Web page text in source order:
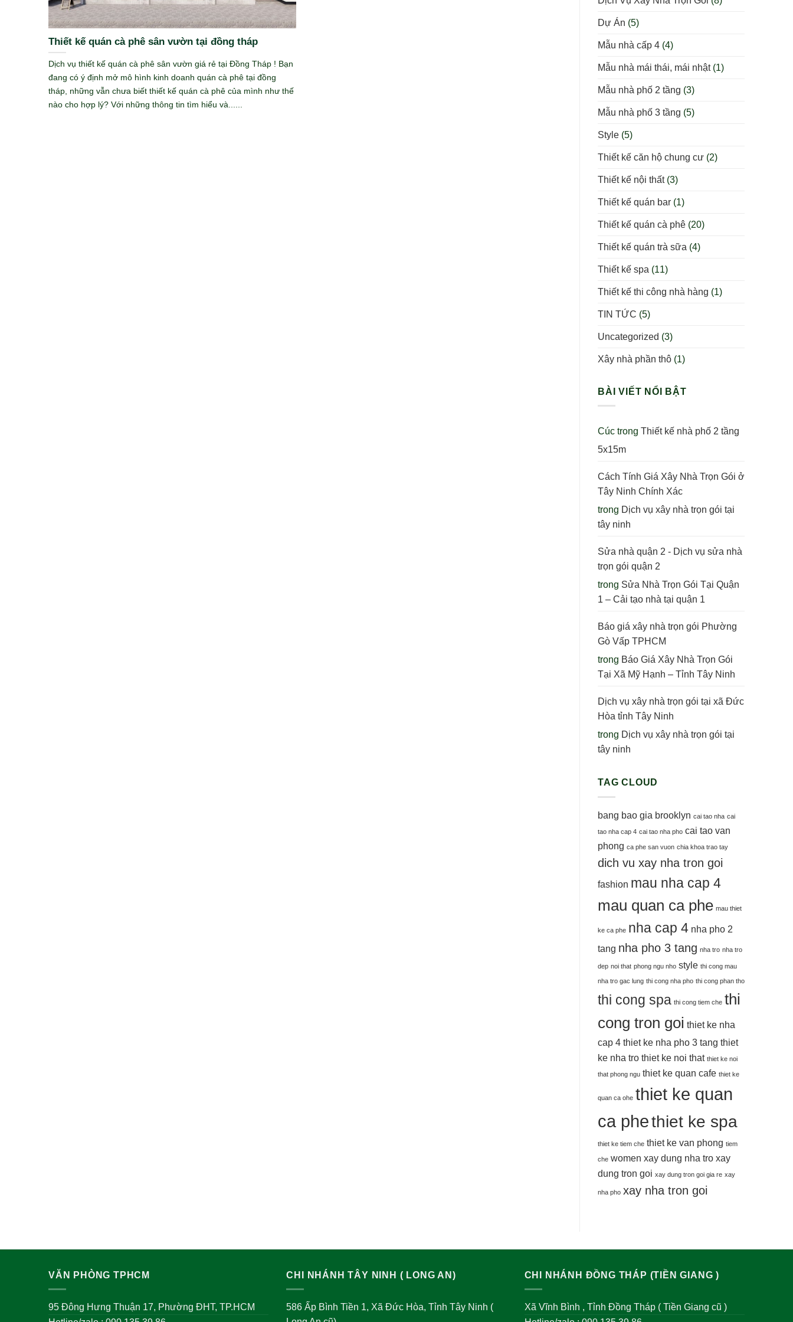
Thiết kế quán cà phê sân vườn tại đồng tháp
Dịch vụ thiết kế quán cà phê sân vườn giá rẻ tại Đồng Tháp ! Bạn
đang có ý định mở mô hình kinh doanh quán cà phê tại đồng
tháp, những vẫn chưa biết thiết kế quán cà phê của mình như thế
nào cho hợp lý? Với những thông tin tìm hiểu và......
Dự Án (5)
Mẫu nhà cấp 4 (4)
Mẫu nhà mái thái, mái nhật(1)
Mẫu nhà phố 2 tầng (3)
Mẫu nhà phố 3 tầng (5)
Style (5)
Thiết kế căn hộ chung cư (2)
Thiết kế nội thất(3)
Thiết kế quán bar (1)
Thiết kế quán cà phê (20)
Thiết kế quán trà sữa (4)
Thiết kế spa (11)
Thiết kế thi công nhà hàng (1)
TIN TỨC (5)
Uncategorized (3)
Xây nhà phần thô (1)
BÀI VIẾT NỔI BẬT
Cúc trong Thiết kế nhà phố 2 tầng
5x15m
Cách Tính Giá Xây Nhà Trọn Gói ở
Tây Ninh Chính Xác
trong Dịch vụ xây nhà trọn gói tại
tây ninh
Sửa nhà quận 2 - Dịch vụ sửa nhà
trọn gói quận 2
trong Sửa Nhà Trọn Gói Tại Quận
1 – Cải tạo nhà tại quận 1
Báo giá xây nhà trọn gói Phường
Gò Vấp TPHCM
trong Báo Giá Xây Nhà Trọn Gói
Tại Xã Mỹ Hạnh – Tỉnh Tây Ninh
Dịch vụ xây nhà trọn gói tại xã Đức
Hòa tỉnh Tây Ninh
trong Dịch vụ xây nhà trọn gói tại
tây ninh
TAG CLOUD
bang bao gia brooklyn cai tao nha cai
tao nha cap 4 cai tao nha pho cai tao van
phong ca phe san vuon chia khoa trao tay
dich vu xay nha tron goi
fashion mau nha cap 4
mau quan ca phe mau thiet
ke ca phe nha cap 4 nha pho 2
tang nha pho 3 tang nha tro nha tro
dep noi that phong ngu nho style thi cong mau
nha tro gac lung thi cong nha pho thi cong phan tho
thi cong spa thi cong tiem che thi
cong tron goi thiet ke nha
cap 4 thiet ke nha pho 3 tang thiet
ke nha tro thiet ke noi that thiet ke noi
that phong ngu thiet ke quan cafe thiet ke
quan ca ohe thiet ke quan
ca phethiet ke spa
thiet ke tiem che thiet ke van phong tiem
che women xay dung nha tro xay
dung tron goi xay dung tron goi gia re xay
nha pho xay nha tron goi
VĂN PHÒNG TPHCM
95 Đông Hưng Thuận 17, Phường ĐHT, TP.HCM
CHI NHÁNH TÂY NINH ( LONG AN)
586 Ấp Bình Tiền 1, Xã Đức Hòa, Tỉnh Tây Ninh (
CHI NHÁNH ĐỒNG THÁP (TIỀN GIANG )
Xã Vĩnh Bình , Tỉnh Đồng Tháp ( Tiền Giang cũ )